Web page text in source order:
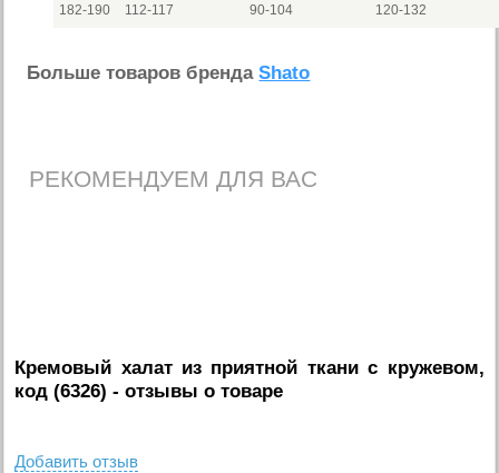
182-190 112-117 90-104 120-132
Больше товаров брендаShato
РЕКОМЕНДУЕМ ДЛЯ ВАС
Кремовый халат из приятной ткани с кружевом,
код (6326) - отзывы о товаре
Добавить отзыв